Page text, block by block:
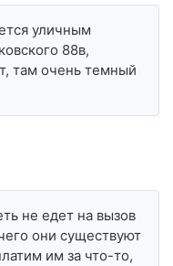
уличным
88в,
там очень темный
не едет на вызов
они существуют
им за что-то,